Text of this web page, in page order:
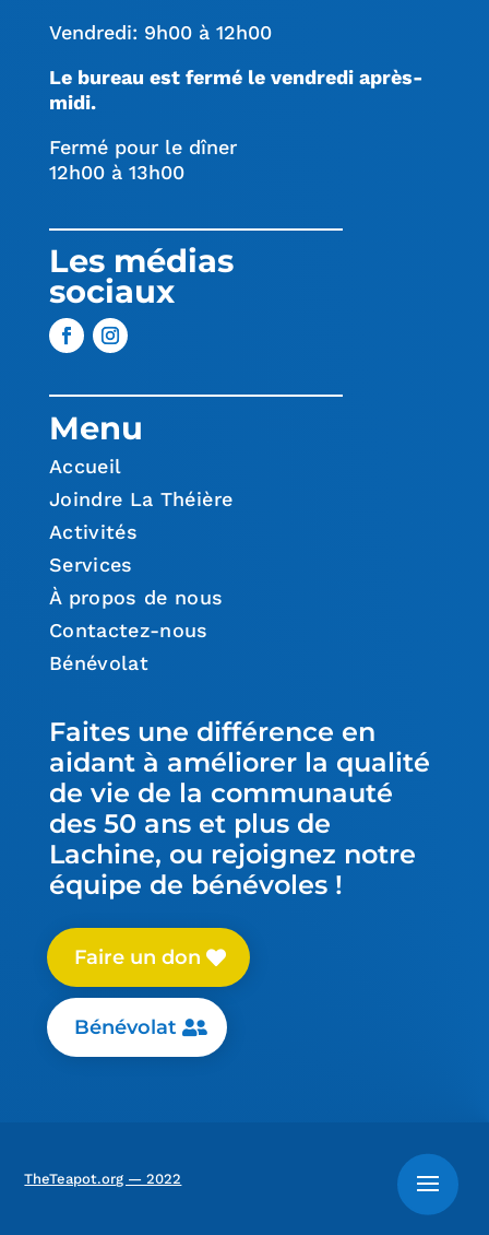
Vendredi: 9h00 à 12h00
Le bureau est fermé le vendredi après-
midi.
Fermé pour le dîner
12h00 à 13h00
Les médias
sociaux
Menu
Accueil
Joindre La Théière
Activités
Services
À propos de nous
Contactez-nous
Bénévolat
Faites une différence en
aidant à améliorer la qualité
de vie de la communauté
des 50 ans et plus de
Lachine, ou rejoignez notre
équipe de bénévoles !
Faire un don
Bénévolat
TheTeapot.org — 2022